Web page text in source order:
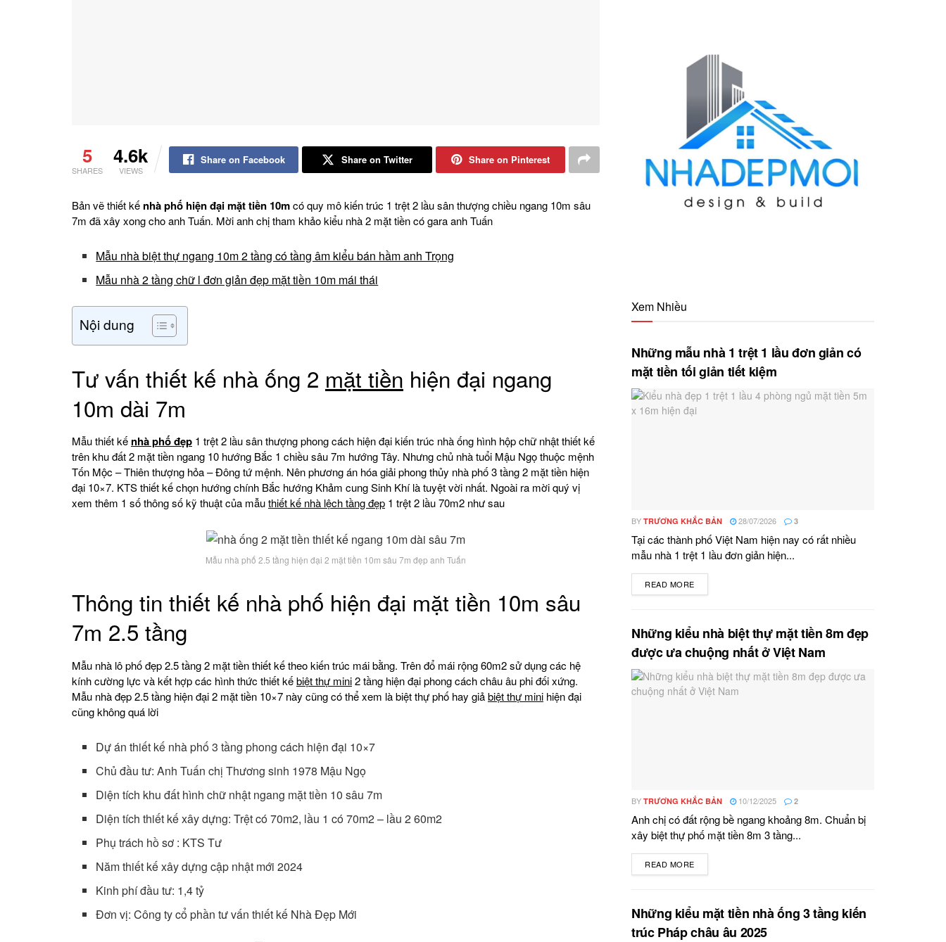
5
SHARES
4.6k
VIEWS
Share on Facebook Share on Twitter Share on Pinterest
Bản vẽ thiết kế nhà phố hiện đại mặt tiền 10mcó quy mô kiến trúc 1 trệt 2 lầu sân thượng chiều ngang 10m sâu
7m đã xây xong cho anh Tuấn. Mời anh chị tham khảo kiểu nhà 2 mặt tiền có gara anh Tuấn
Mẫu nhà biệt thự ngang 10m 2 tầng có tầng âm kiểu bán hầm anh Trọng
Mẫu nhà 2 tầng chữ l đơn giản đẹp mặt tiền 10m mái thái
Nội dung
Tư vấn thiết kế nhà ống 2 mặt tiền hiện đại ngang
10m dài 7m
Mẫu thiết kế nhà phố đẹp 1 trệt 2 lầu sân thượng phong cách hiện đại kiến trúc nhà ống hình hộp chữ nhật thiết kế
trên khu đất 2 mặt tiền ngang 10 hướng Bắc 1 chiều sâu 7m hướng Tây. Nhưng chủ nhà tuổi Mậu Ngọ thuộc mệnh
Tốn Mộc – Thiên thượng hỏa – Đông tứ mệnh. Nên phương án hóa giải phong thủy nhà phố 3 tầng 2 mặt tiền hiện
đại 10×7. KTS thiết kế chọn hướng chính Bắc hướng Khảm cung Sinh Khí là tuyệt vời nhất. Ngoài ra mời quý vị
xem thêm 1 số thông số kỹ thuật của mẫuthiết kế nhà lệch tầng đẹp 1 trệt 2 lầu 70m2 như sau
Mẫu nhà phố 2.5 tầng hiện đại 2 mặt tiền 10m sâu 7m đẹp anh Tuấn
Thông tin thiết kế nhà phố hiện đại mặt tiền 10m sâu
7m 2.5 tầng
Mẫu nhà lô phố đẹp 2.5 tầng 2 mặt tiền thiết kế theo kiến trúc mái bằng. Trên đổ mái rộng 60m2 sử dụng các hệ
kính cường lực và kết hợp các hình thức thiết kếbiệt thự mini2 tầng hiện đại phong cách châu âu phi đối xứng.
Mẫu nhà đẹp 2.5 tầng hiện đại 2 mặt tiền 10×7 này cũng có thể xem là biệt thự phố hay giảbiệt thự mini hiện đại
cũng không quá lời
Dự án thiết kế nhà phố 3 tầng phong cách hiện đại 10×7
Chủ đầu tư: Anh Tuấn chị Thương sinh 1978 Mậu Ngọ
Diện tích khu đất hình chữ nhật ngang mặt tiền 10 sâu 7m
Diện tích thiết kế xây dựng: Trệt có 70m2, lầu 1 có 70m2 – lầu 2 60m2
Phụ trách hồ sơ : KTS Tư
Năm thiết kế xây dựng cập nhật mới 2024
Kinh phí đầu tư: 1,4 tỷ
Đơn vị: Công ty cổ phần tư vấn thiết kế Nhà Đẹp Mới
Xem Nhiều
Những mẫu nhà 1 trệt 1 lầu đơn giản có
mặt tiền tối giản tiết kiệm
BY TRƯƠNG KHẮC BẢN 28/07/2026 3
Tại các thành phố Việt Nam hiện nay có rất nhiều
mẫu nhà 1 trệt 1 lầu đơn giản hiện...
READ MORE
Những kiểu nhà biệt thự mặt tiền 8m đẹp
được ưa chuộng nhất ở Việt Nam
BY TRƯƠNG KHẮC BẢN 10/12/2025 2
Anh chị có đất rộng bề ngang khoảng 8m. Chuẩn bị
xây biệt thự phố mặt tiền 8m 3 tầng...
READ MORE
Những kiểu mặt tiền nhà ống 3 tầng kiến
trúc Pháp châu âu 2025